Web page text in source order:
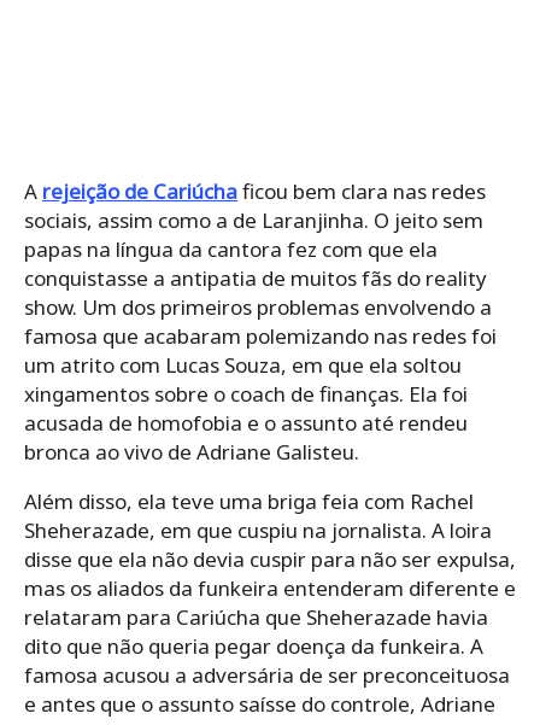
A rejeição de Cariúchaficou bem clara nas redes
sociais, assim como a de Laranjinha. O jeito sem
papas na língua da cantora fez com que ela
conquistasse a antipatia de muitos fãs do reality
show. Um dos primeiros problemas envolvendo a
famosa que acabaram polemizando nas redes foi
um atrito com Lucas Souza, em que ela soltou
xingamentos sobre o coach de finanças. Ela foi
acusada de homofobia e o assunto até rendeu
bronca ao vivo de Adriane Galisteu.
Além disso, ela teve uma briga feia com Rachel
Sheherazade, em que cuspiu na jornalista. A loira
disse que ela não devia cuspir para não ser expulsa,
mas os aliados da funkeira entenderam diferente e
relataram para Cariúcha que Sheherazade havia
dito que não queria pegar doença da funkeira. A
famosa acusou a adversária de ser preconceituosa
e antes que o assunto saísse do controle, Adriane